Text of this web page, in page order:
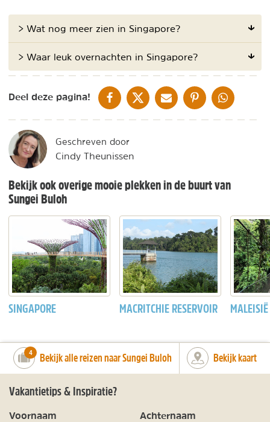
> Wat nog meer zien in Singapore?
> Waar leuk overnachten in Singapore?
Deel deze pagina! DELEN OP FACEBOOK
DELEN OP XDELEN VIA DE MAIL
DELEN OP PINTEREST
DELEN OP
Geschreven door
Cindy Theunissen
Bekijk ook overige mooie plekken in de buurt van
Sungei Buloh
SINGAPORE MACRITCHIE RESERVOIR MALEISIË
number_of_trips:
4 Bekijk alle reizen naar Sungei Buloh Bekijk kaart
Vakantietips & Inspiratie?
Voornaam Achternaam